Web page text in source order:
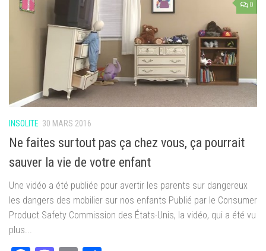
0
INSOLITE 30 MARS 2016
Ne faites surtout pas ça chez vous, ça pourrait
sauver la vie de votre enfant
Une vidéo a été publiée pour avertir les parents sur dangereux
les dangers des mobilier sur nos enfants Publié par le Consumer
Product Safety Commission des États-Unis, la vidéo, qui a été vu
plus...